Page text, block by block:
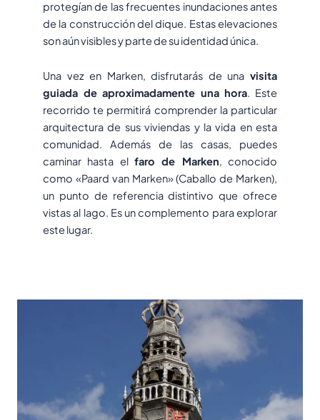
protegían de las frecuentes inundaciones antes
de la construcción del dique. Estas elevaciones
son aún visibles y parte de su identidad única.
Una vez en Marken, disfrutarás de una visita
guiada de aproximadamente una hora. Este
recorrido te permitirá comprender la particular
arquitectura de sus viviendas y la vida en esta
comunidad. Además de las casas, puedes
caminar hasta el faro de Marken, conocido
como «Paard van Marken» (Caballo de Marken),
un punto de referencia distintivo que ofrece
vistas al lago. Es un complemento para explorar
este lugar.